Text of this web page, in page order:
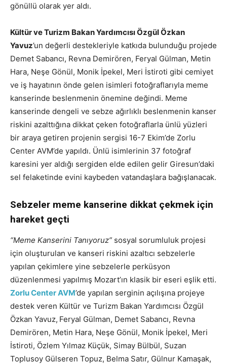
gönüllü olarak yer aldı.
Kültür ve Turizm Bakan Yardımcısı Özgül Özkan
Yavuz’un değerli destekleriyle katkıda bulunduğu projede
Demet Sabancı, Revna Demirören, Feryal Gülman, Metin
Hara, Neşe Gönül, Monik İpekel, Meri İstiroti gibi cemiyet
ve iş hayatının önde gelen isimleri fotoğraflarıyla meme
kanserinde beslenmenin önemine değindi. Meme
kanserinde dengeli ve sebze ağırlıklı beslenmenin kanser
riskini azalttığına dikkat çeken fotoğraflarla ünlü yüzleri
bir araya getiren projenin sergisi 16-7 Ekim’de Zorlu
Center AVM’de yapıldı. Ünlü isimlerinin 37 fotoğraf
karesini yer aldığı sergiden elde edilen gelir Giresun’daki
sel felaketinde evini kaybeden vatandaşlara bağışlanacak.
Sebzeler meme kanserine dikkat çekmek için
hareket geçti
“Meme Kanserini Tanıyoruz” sosyal sorumluluk projesi
için oluşturulan ve kanseri riskini azaltıcı sebzelerle
yapılan çekimlere yine sebzelerle perküsyon
düzenlenmesi yapılmış Mozart’ın klasik bir eseri eşlik etti.
Zorlu Center AVM’de yapılan serginin açılışına projeye
destek veren Kültür ve Turizm Bakan Yardımcısı Özgül
Özkan Yavuz, Feryal Gülman, Demet Sabancı, Revna
Demirören, Metin Hara, Neşe Gönül, Monik İpekel, Meri
İstiroti, Özlem Yılmaz Küçük, Simay Bülbül, Suzan
Toplusoy Gülseren Topuz, Belma Satır, Gülnur Kamaşak,